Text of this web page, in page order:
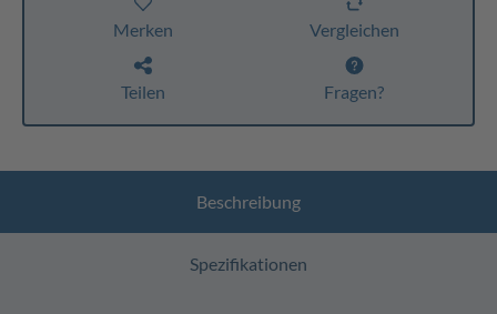
Merken Vergleichen
Teilen Fragen?
Beschreibung
Spezifikationen